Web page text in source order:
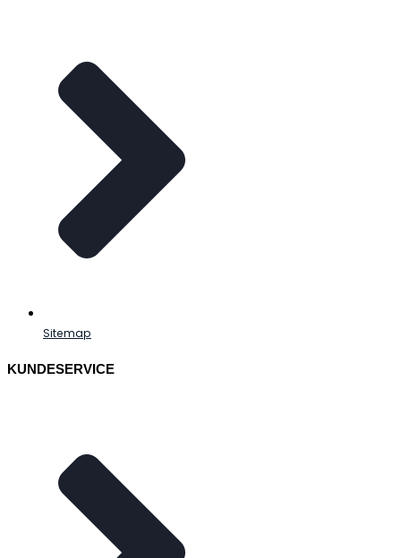
Sitemap
KUNDESERVICE